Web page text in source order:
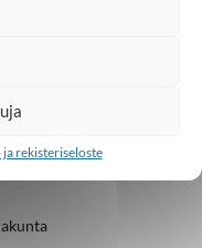
rekisteriseloste